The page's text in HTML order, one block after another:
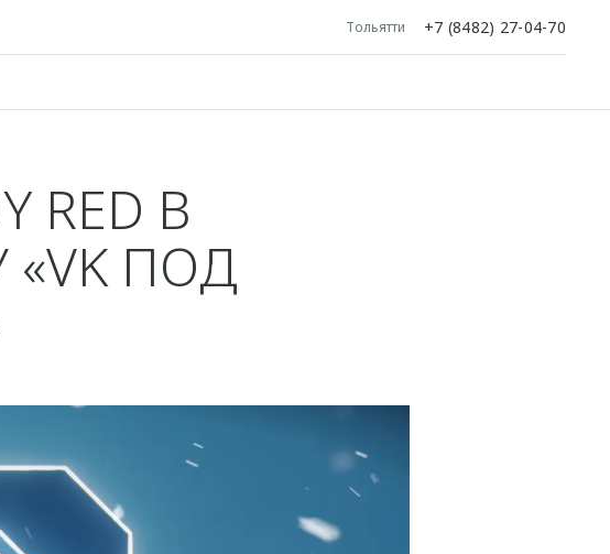
Тольятти +7 (8482) 27-04-70
RED В
ПОД